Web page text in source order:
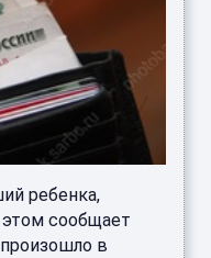
ребенка,
сообщает
в